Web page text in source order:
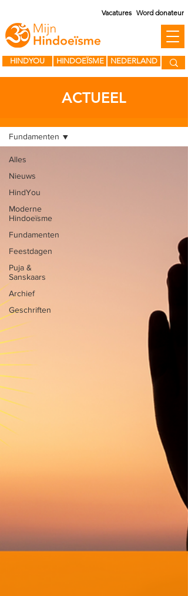
HINDOEÏSME
HINDYOU NEDERLAND
Vacatures Word donateur
Alles
Nieuws
HindYou
Moderne
Hindoeïsme
Fundamenten
Feestdagen
Puja &
Sanskaars
Archief
Geschriften
Fundamenten
ACTUEEL